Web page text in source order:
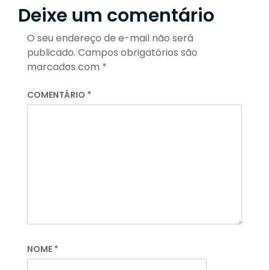
Deixe um comentário
O seu endereço de e-mail não será
publicado. Campos obrigatórios são
marcados com *
COMENTÁRIO *
NOME *